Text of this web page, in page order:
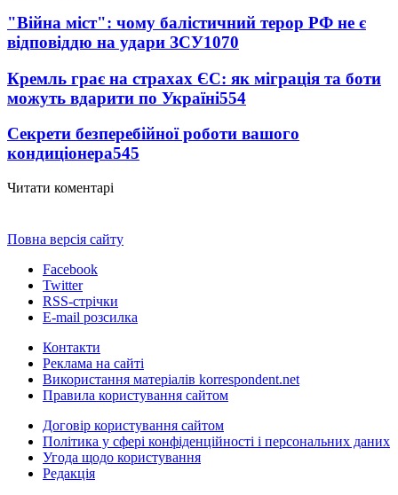
"Війна міст": чому балістичний терор РФ не є
відповіддю на удари ЗСУ1070
Кремль грає на страхах ЄС: як міграція та боти
можуть вдарити по Україні554
Секрети безперебійної роботи вашого
кондиціонера545
Читати коментарі
Повна версія сайту
Facebook
Twitter
RSS-стрічки
E-mail розсилка
Контакти
Реклама на сайті
Використання матеріалів korrespondent.net
Правила користування сайтом
Договір користування сайтом
Політика у сфері конфіденційності і персональних даних
Угода щодо користування
Редакція